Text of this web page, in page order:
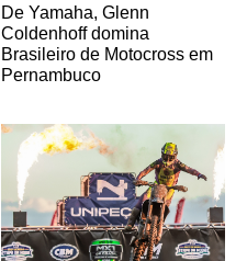
De Yamaha, Glenn
Coldenhoff domina
Brasileiro de Motocross em
Pernambuco